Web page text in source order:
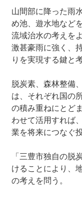
山間部に降った雨
め池、遊水地など
流域治水の考えを
激甚豪雨に強く、
りを実現する鍵と
脱炭素、森林整備
は、それぞれ国の
の積み重ねにとど
わせて活用すれば
業を将来につなぐ
「三豊市独自の脱
けることにより、
の考えを問う。